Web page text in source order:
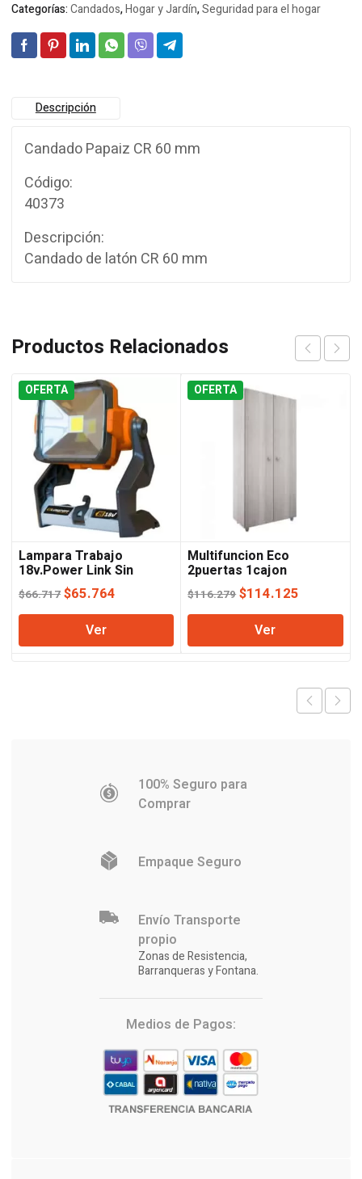
Categorías:Candados,Hogar y Jardín,Seguridad para el hogar
Descripción
Candado Papaiz CR 60 mm
Código:
40373
Descripción:
Candado de latón CR 60 mm
Productos Relacionados
OFERTA
Lampara Trabajo
18v.Power Link Sin
Bateria Lusqtoff
$66.717 El
precio
original
era:
$65.764
precio
es:
Ver
OFERTA
Multifuncion Eco
2puertas 1cajon
Jacaranda Orlandi
$116.279El
precio
original
era:
$114.125
precio
es:
Ver
100% Seguro para
Comprar
Empaque Seguro
Envío Transporte
propio
Zonas de Resistencia,
Barranqueras y Fontana.
Medios de Pagos: